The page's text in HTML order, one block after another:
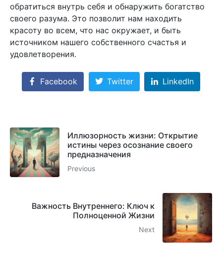
обратиться внутрь себя и обнаружить богатство
своего разума. Это позволит нам находить
красоту во всем, что нас окружает, и быть
источником нашего собственного счастья и
удовлетворения.
Facebook Twitter LinkedIn
Иллюзорность жизни: Открытие
истины через осознание своего
предназначения
Previous
Важность Внутреннего: Ключ к
Полноценной Жизни
Next